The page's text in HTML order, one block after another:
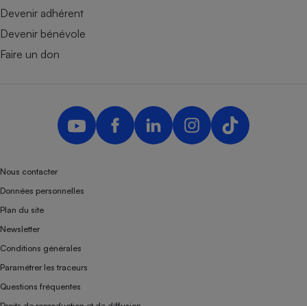
Devenir adhérent
Devenir bénévole
Faire un don
Nous contacter
Données personnelles
Plan du site
Newsletter
Conditions générales
Paramétrer les traceurs
Questions fréquentes